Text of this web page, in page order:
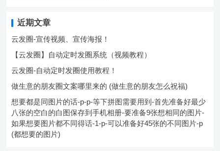
近期文章
云发圈-宣传视频、宣传海报！
【云发圈】自动定时发圈系统（视频教程）
云发圈-自动定时发圈使用教程！
做生意的朋友圈文案哪里来的 (做生意的朋友怎么祝福)
想要都是同图片的话-p-p-等下拼图需要用到-首先准备好最少
八张的空白的白图保存到手机相册-要准备9张想相同的图片-
如果想要图片都不同得话-1-p-可以准备好45张的不同图片-p
(都想要的图片)